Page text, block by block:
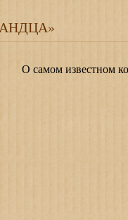
О самом известном